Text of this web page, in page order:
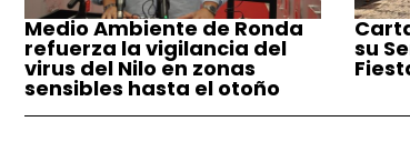
Medio Ambiente de Ronda
refuerza la vigilancia del
virus del Nilo en zonas
sensibles hasta el otoño
su